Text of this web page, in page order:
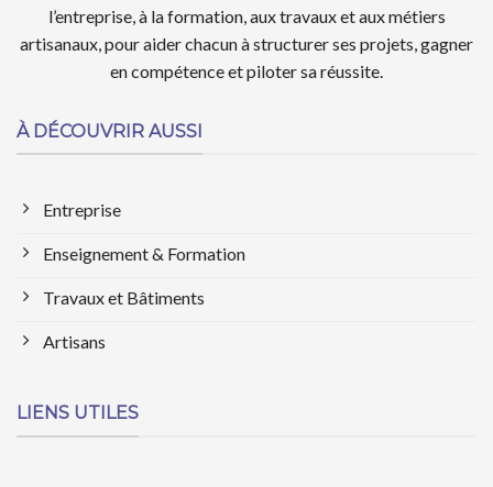
l’entreprise, à la formation, aux travaux et aux métiers
artisanaux, pour aider chacun à structurer ses projets, gagner
en compétence et piloter sa réussite.
À DÉCOUVRIR AUSSI
Entreprise
Enseignement & Formation
Travaux et Bâtiments
Artisans
LIENS UTILES